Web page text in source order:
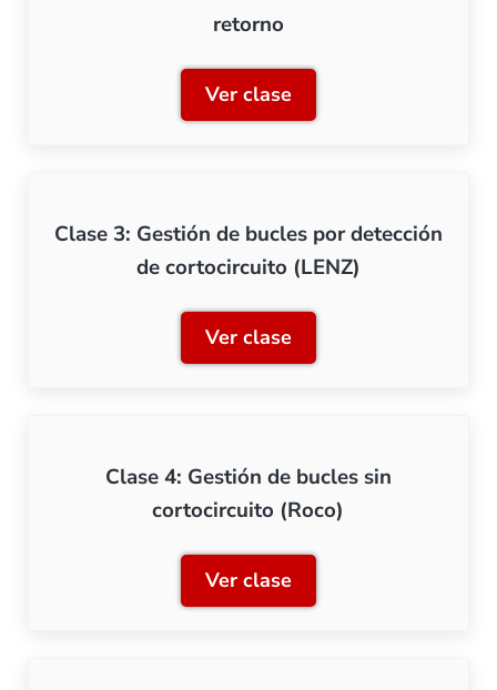
retorno
Ver claseClase 2: Identificación de
Clase 3: Gestión de bucles por detección
de cortocircuito (LENZ)
Ver claseClase 3: Gestión de
Clase 4: Gestión de bucles sin
cortocircuito (Roco)
Ver claseClase 4: Gestión de